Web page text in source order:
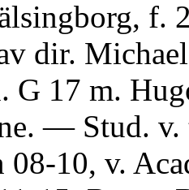
f.
dir.
G 17 m.
— Stud. v.
08-10, v.